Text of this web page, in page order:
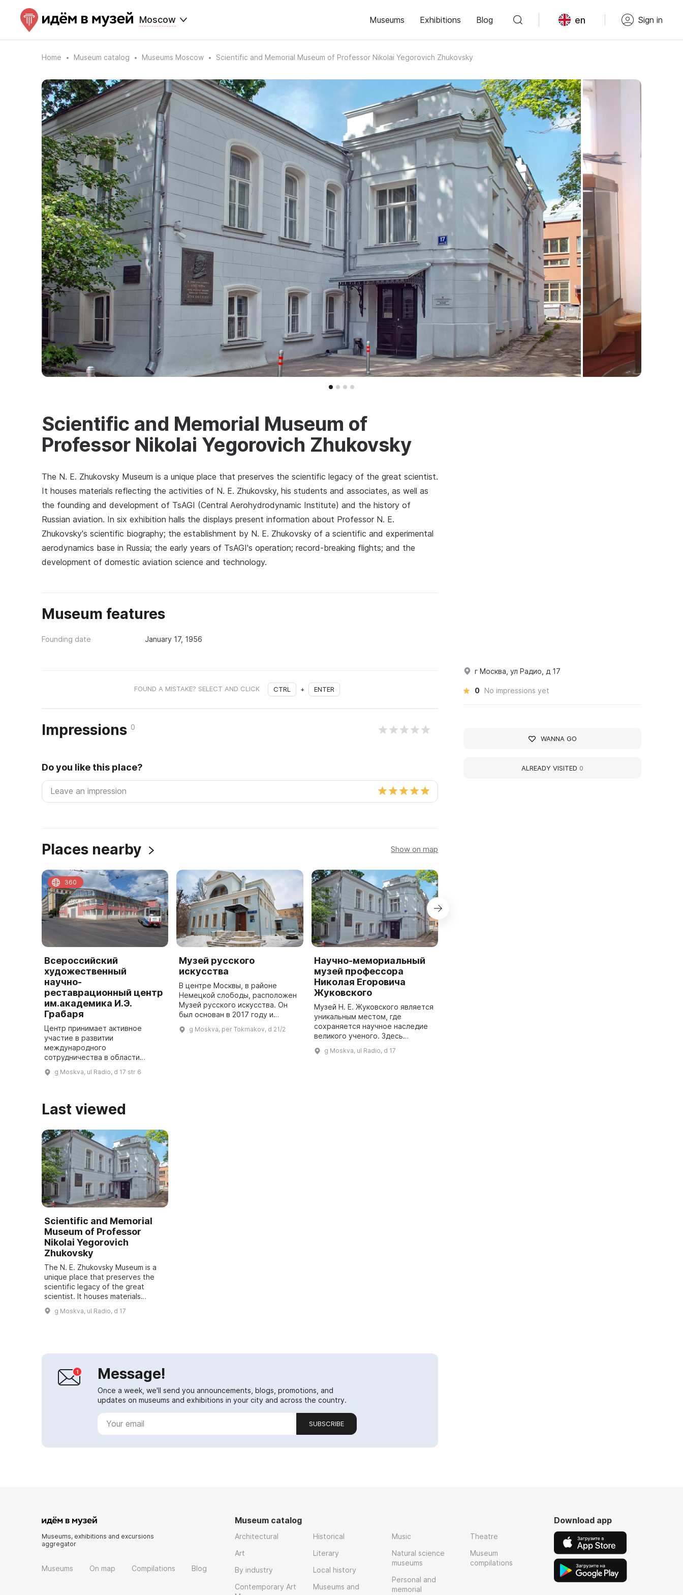
Moscow Museums Exhibitions Blog en Sign in
Home Museum catalog Museums Moscow Scientific and Memorial Museum of Professor Nikolai Yegorovich Zhukovsky
Scientific and Memorial Museum of
Professor Nikolai Yegorovich Zhukovsky
The N. E. Zhukovsky Museum is a unique place that preserves the scientific legacy of the great scientist.
It houses materials reflecting the activities of N. E. Zhukovsky, his students and associates, as well as
the founding and development of TsAGI (Central Aerohydrodynamic Institute) and the history of
Russian aviation. In six exhibition halls the displays present information about Professor N. E.
Zhukovsky's scientific biography; the establishment by N. E. Zhukovsky of a scientific and experimental
aerodynamics base in Russia; the early years of TsAGI's operation; record-breaking flights; and the
development of domestic aviation science and technology.
Museum features
Founding date January 17, 1956
FOUND A MISTAKE? SELECT AND CLICK CTRL + ENTER
Impressions 0
Do you like this place?
Places nearby Show on map
Всероссийский
художественный
научно-
реставрационный центр
им.академика И.Э.
Грабаря
Центр принимает активное
участие в развитии
международного
сотрудничества в области
иностранных специалистов для
Всероссийс ...
g Moskva, ul Radio, d 17 str 6
360
Музей русского
искусства
В центре Москвы, в районе
Немецкой слободы, расположен
Музей русского искусства. Он
был основан в 2017 году и
Струйских, построенное в конце
g Moskva, per Tokmakov, d 21/2
Научно-мемориальный
музей профессора
Николая Егоровича
Жуковского
Музей Н. Е. Жуковского является
уникальным местом, где
сохраняется научное наследие
великого ученого. Здесь
отражающие деятельность Н. Е.
g Moskva, ul Radio, d 17
Last viewed
Scientific and Memorial
Museum of Professor
Nikolai Yegorovich
Zhukovsky
The N. E. Zhukovsky Museum is a
unique place that preserves the
scientific legacy of the great
scientist. It houses materials
reflecting the activities of N. E.
Zhukovsky, his students and
g Moskva, ul Radio, d 17
Message!
Once a week, we'll send you announcements, blogs, promotions, and
updates on museums and exhibitions in your city and across the country.
SUBSCRIBE
г Москва, ул Радио, д 17
0 No impressions yet
WANNA GO
ALREADY VISITED 0
Museums, exhibitions and excursions
aggregator
Museums On map Compilations Blog
Museum catalog
Architectural
Art
By industry
Contemporary Art
Historical
Literary
Local history
Museums and
Music
Natural science
museums
Personal and
memorial
Theatre
Museum
compilations
Download app